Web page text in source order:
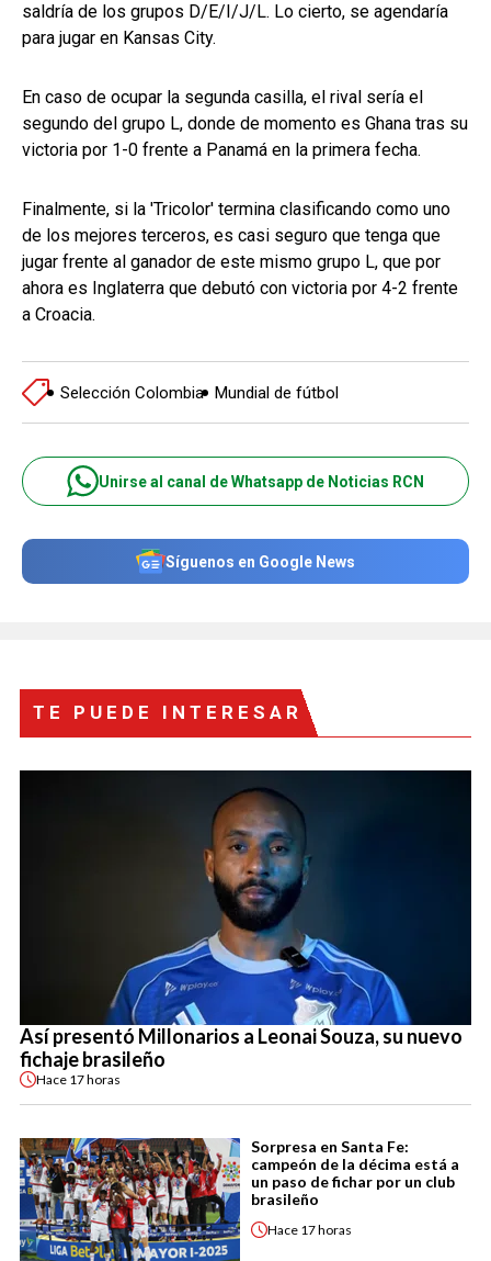
saldría de los grupos D/E/I/J/L. Lo cierto, se agendaría
para jugar en Kansas City.
En caso de ocupar la segunda casilla, el rival sería el
segundo del grupo L, donde de momento es Ghana tras su
victoria por 1-0 frente a Panamá en la primera fecha.
Finalmente, si la 'Tricolor' termina clasificando como uno
de los mejores terceros, es casi seguro que tenga que
jugar frente al ganador de este mismo grupo L, que por
ahora es Inglaterra que debutó con victoria por 4-2 frente
a Croacia.
Selección Colombia Mundial de fútbol
Unirse al canal de Whatsapp de Noticias RCN
Síguenos en Google News
TE PUEDE INTERESAR
Así presentó Millonarios a Leonai Souza, su nuevo
fichaje brasileño
Hace 17 horas
Sorpresa en Santa Fe:
campeón de la décima está a
un paso de fichar por un club
brasileño
Hace 17 horas